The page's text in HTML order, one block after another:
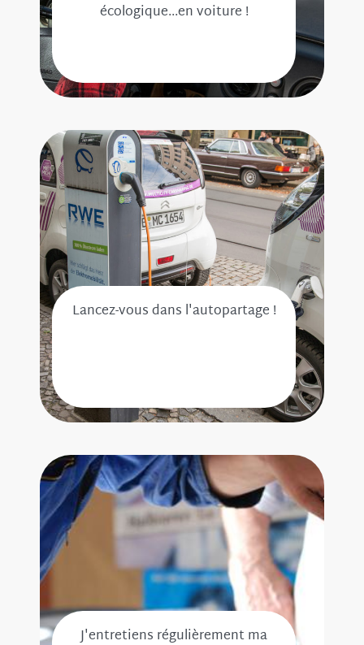
écologique...en voiture !
Lancez-vous dans l'autopartage !
J'entretiens régulièrement ma